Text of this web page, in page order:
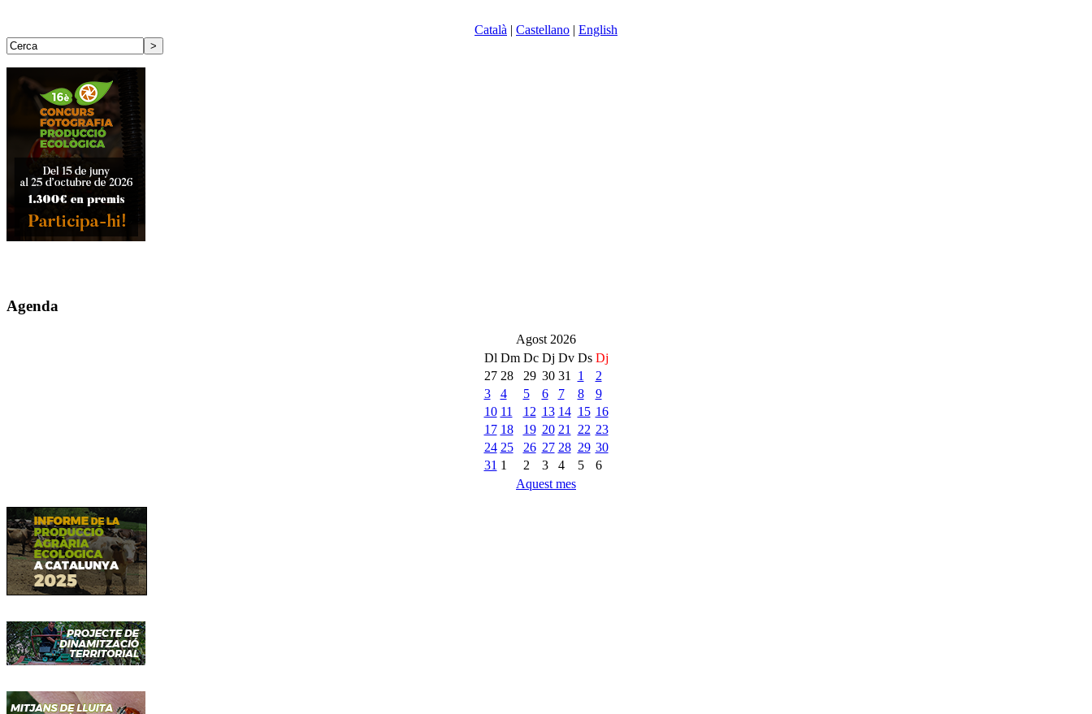
Català | Castellano | English
Agenda
Agost 2026
Dl Dm Dc Dj Dv Ds Dj
27 28 29 30 31 1
2
3
4 5 6 7 8
9
10 11 12 13 14 15 16
17 18 19 20 21 22 23
24 25 26 27 28 29 30
31 1 2 3 4 5
6
Aquest mes